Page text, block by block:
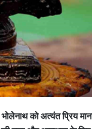
भोलेनाथकोअत्यंतप्रिय